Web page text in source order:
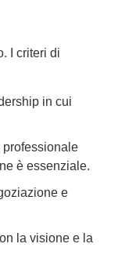
I criteri di
in cui
professionale
è essenziale.
e
la visione e la